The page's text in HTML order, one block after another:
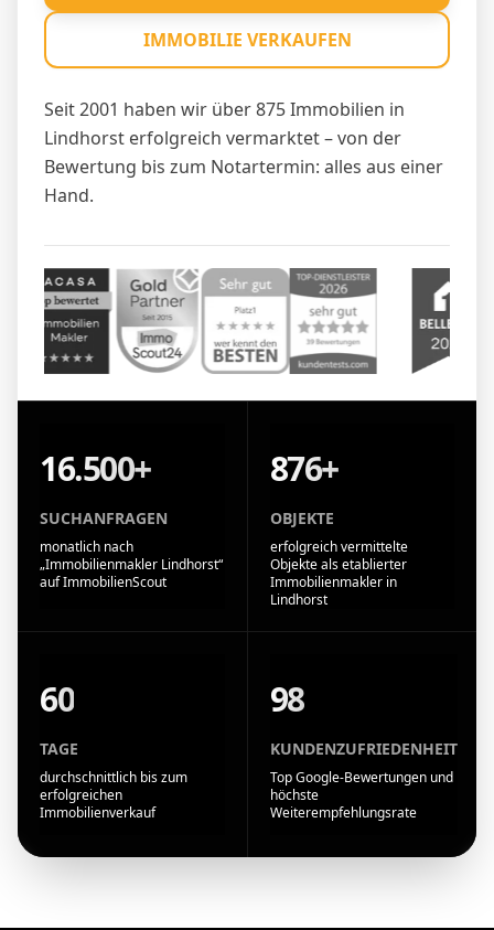
Seit 2001 haben wir über 875 Immobilien in
Lindhorst erfolgreich vermarktet – von der
Bewertung bis zum Notartermin: alles aus einer
Hand.
IMMOBILIE VERKAUFEN
16.500+
SUCHANFRAGEN
monatlich nach
„Immobilienmakler Lindhorst“
auf ImmobilienScout
876+
OBJEKTE
erfolgreich vermittelte
Objekte als etablierter
Immobilienmakler in
Lindhorst
60
TAGE
durchschnittlich bis zum
erfolgreichen
Immobilienverkauf
98
KUNDENZUFRIEDENHEIT
Top Google-Bewertungen und
höchste
Weiterempfehlungsrate